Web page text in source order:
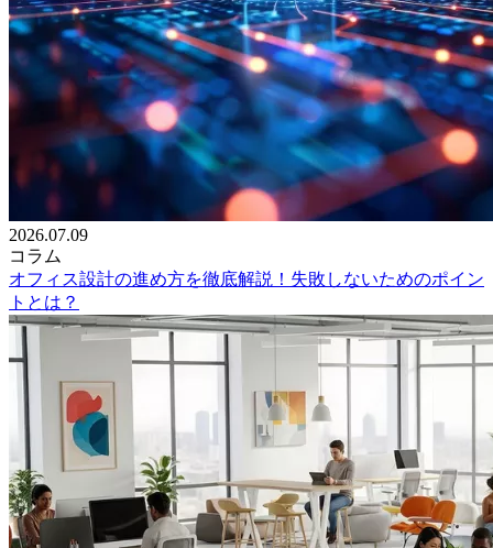
2026.07.09
コラム
オフィス設計の進め方を徹底解説！失敗しないためのポイン
トとは？